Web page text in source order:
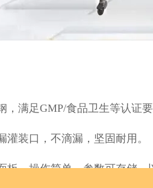
，满足GMP/食品卫生等认证
装口，不滴漏，坚固耐用。
板，操作简单，参数可存储，